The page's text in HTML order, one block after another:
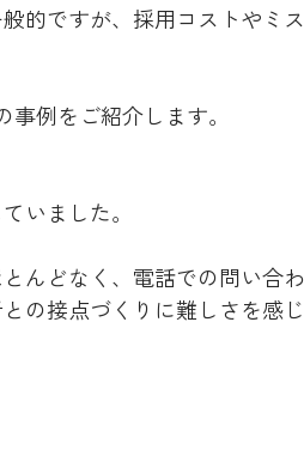
的ですが、採用コストやミ
例をご紹介します。
いました。
んどなく、電話での問い合
の接点づくりに難しさを感じ